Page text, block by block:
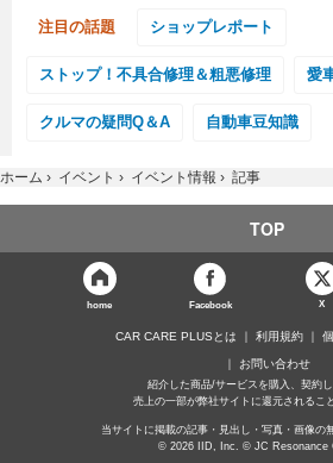
注目の話題 ショップレポート
ストップ！不具合修理＆粗悪修理 愛
クルマの疑問Q＆A 自動車豆知識
ホーム › イベント › イベント情報 › 記事
TOP
home Facebook X
CAR CARE PLUSとは 利用規約
お問い合わせ
紹介した商品/サービスを購入、契約し
売上の一部が弊社サイトに還元されるこ
当サイトに掲載の記事・見出し・写真・画像の
© 2026 IID, Inc. © JC Resonance